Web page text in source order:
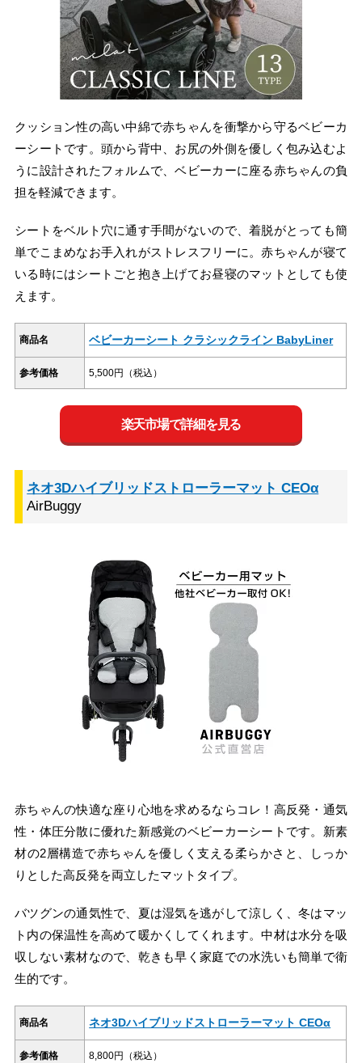
クッション性の高い中綿で赤ちゃんを衝撃から守るベビーカ
ーシートです。頭から背中、お尻の外側を優しく包み込むよ
うに設計されたフォルムで、ベビーカーに座る赤ちゃんの負
担を軽減できます。
シートをベルト穴に通す手間がないので、着脱がとっても簡
単でこまめなお手入れがストレスフリーに。赤ちゃんが寝て
いる時にはシートごと抱き上げてお昼寝のマットとしても使
えます。
商品名 ベビーカーシート クラシックライン BabyLiner
参考価格 5,500円（税込）
楽天市場で詳細を見る
ネオ3Dハイブリッドストローラーマット CEOα
AirBuggy
赤ちゃんの快適な座り心地を求めるならコレ！高反発・通気
性・体圧分散に優れた新感覚のベビーカーシートです。新素
材の2層構造で赤ちゃんを優しく支える柔らかさと、しっか
りとした高反発を両立したマットタイプ。
バツグンの通気性で、夏は湿気を逃がして涼しく、冬はマッ
ト内の保温性を高めて暖かくしてくれます。中材は水分を吸
収しない素材なので、乾きも早く家庭での水洗いも簡単で衛
生的です。
商品名 ネオ3Dハイブリッドストローラーマット CEOα
参考価格 8,800円（税込）